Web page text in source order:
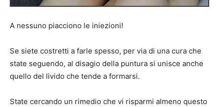
A nessuno piacciono le iniezioni!
Se siete costretti a farle spesso, per via di una cura che
state seguendo, al disagio della puntura si unisce anche
quello del livido che tende a formarsi.
State cercando un rimedio che vi risparmi almeno questo